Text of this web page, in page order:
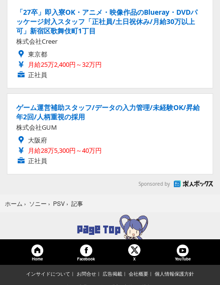
「27卒」即入寮OK・アニメ・映像作品のBlueray・DVDパ
ッケージ封入スタッフ「正社員/土日祝休み/月給30万以上
可」新宿区歌舞伎町1丁目
株式会社Creer
東京都
月給25万2,400円～32万円
正社員
ゲーム運営補助スタッフ/データの入力管理/未経験OK/昇給
年2回/人柄重視の採用
株式会社GUM
大阪府
月給28万5,300円～40万円
正社員
Sponsored by
ホーム › ソニー › PSV › 記事
Home Facebook X YouTube
インサイドについて お問合せ 広告掲載 会社概要 個人情報保護方針